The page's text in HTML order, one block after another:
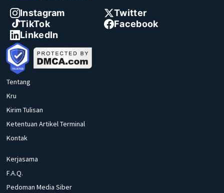
Instagram
Twitter
TikTok
Facebook
LinkedIn
Tentang
Kru
Kirim Tulisan
Ketentuan Artikel Terminal
Kontak
Kerjasama
F.A.Q.
Pedoman Media Siber